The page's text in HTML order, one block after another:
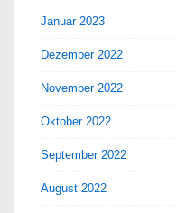
Januar 2023
Dezember 2022
November 2022
Oktober 2022
September 2022
August 2022